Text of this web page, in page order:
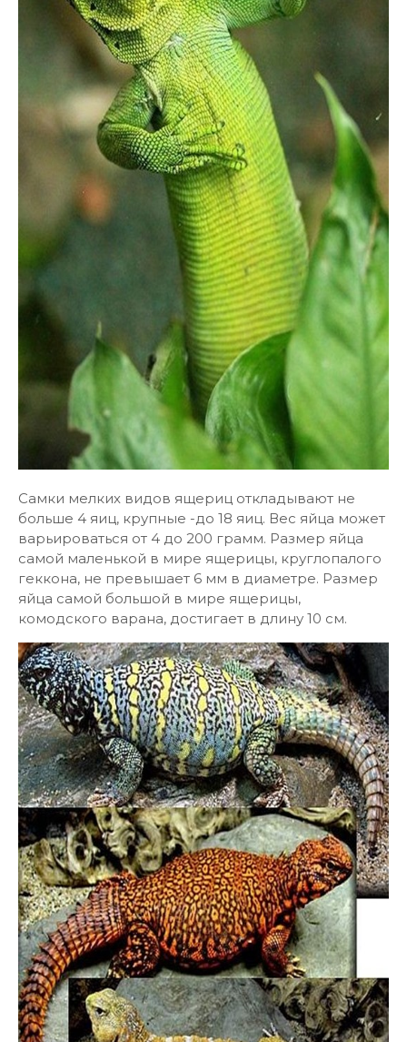
Самки мелких видов ящериц откладывают не
больше 4 яиц, крупные -до 18 яиц. Вес яйца может
варьироваться от 4 до 200 грамм. Размер яйца
самой маленькой в мире ящерицы, круглопалого
геккона, не превышает 6 мм в диаметре. Размер
яйца самой большой в мире ящерицы,
комодского варана, достигает в длину 10 см.